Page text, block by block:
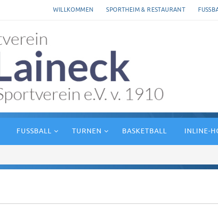
WILLKOMMEN SPORTHEIM & RESTAURANT
FUSSBALL TURNEN BASKETBALL INLINE-